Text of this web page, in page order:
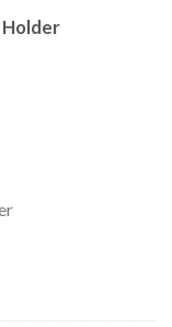
Holder